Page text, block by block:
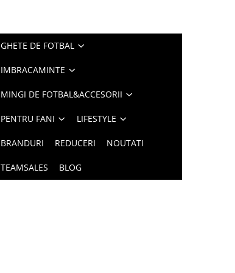
GHETE DE FOTBAL
IMBRACAMINTE
MINGI DE FOTBAL&ACCESORII
PENTRU FANI LIFESTYLE
BRANDURI REDUCERI NOUTATI
TEAMSALES BLOG